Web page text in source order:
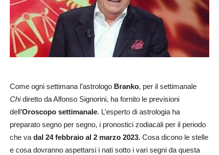
Come ogni settimana l’astrologo Branko, per il settimanale
Chidiretto da Alfonso Signorini, ha fornito le previsioni
dell’Oroscopo settimanale. L’esperto di astrologia ha
preparato segno per segno, i pronostici zodiacali per il periodo
che va dal 24 febbraio al 2 marzo 2023. Cosa dicono le stelle
e cosa dovranno aspettarsi i nati sotto i vari segni da questa